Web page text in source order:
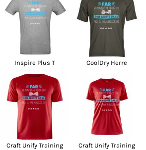
Inspire Plus T CoolDry Herre
Craft Unify Training
Craft Unify Training